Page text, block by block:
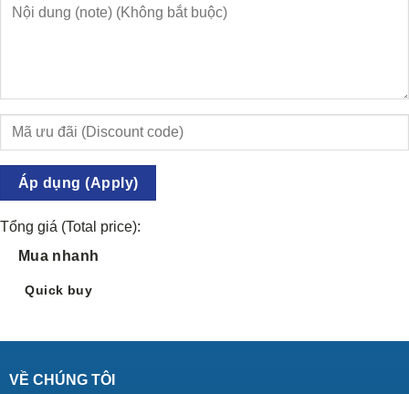
Áp dụng (Apply)
Tổng giá (Total price):
Mua nhanh
Quick buy
VỀ CHÚNG TÔI